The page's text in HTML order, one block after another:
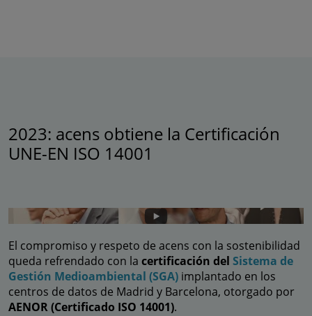
2023: acens obtiene la Certificación
UNE-EN ISO 14001
El compromiso y respeto de acens con la sostenibilidad
queda refrendado con la certificación del Sistema de
Gestión Medioambiental (SGA) implantado en los
centros de datos de Madrid y Barcelona, otorgado por
AENOR (Certificado ISO 14001).